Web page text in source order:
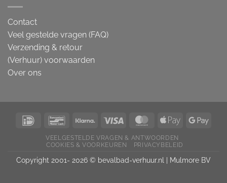
Contact
Veel gestelde vragen (FAQ)
Verzending & retour
(Verhuur) voorwaarden
Over ons
VEELGESTELDE VRAGEN & ANTWOORDEN
COOKIES & VOORKEUREN
PRIVACYBELEID
Copyright 2001- 2026 © bevalbad-verhuur.nl | Mulmore BV